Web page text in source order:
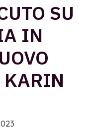
SU
IN
KARIN